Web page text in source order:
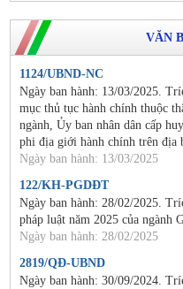
VĂN
1124/UBND-NC
Ngày ban hành: 13/03/2025.
mục thủ tục hành chính thuộc
ngành, Ủy ban nhân dân cấp
phi địa giới hành chính trên địa
Ngày ban hành: 13/03/2025
122/KH-PGDĐT
Ngày ban hành: 28/02/2025.
pháp luật năm 2025 của ngành
Ngày ban hành: 28/02/2025
2819/QĐ-UBND
Ngày ban hành: 30/09/2024.